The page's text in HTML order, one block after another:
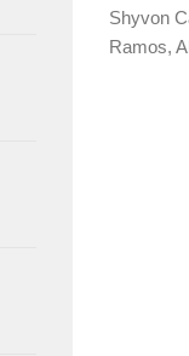
Shyvon
Ramos,